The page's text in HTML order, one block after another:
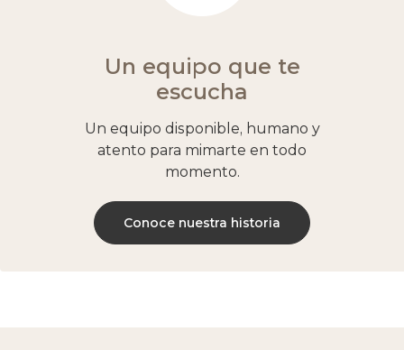
Un equipo que te
escucha
Un equipo disponible, humano y
atento para mimarte en todo
momento.
Conoce nuestra historia